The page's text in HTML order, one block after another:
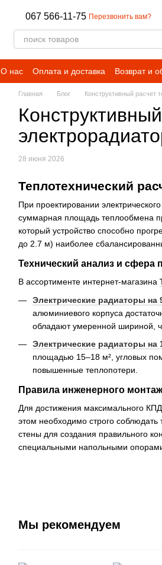
067 566-11-75 Перезвонить вам?
О нас Оплата и доставка Возврат и
Главная Блог Конструктивный расчет
28 июня 2026
Теплотехнический
При проектировании
суммарная площадь теплообмена
который устройство способно
до 2.7 м) наиболее
Технический анализ и
В ассортименте интернет-магазина
Электрические радиаторы на
алюминиевого корпуса
обладают умеренной шириной,
Электрические радиаторы на
площадью 15–18 м², угловых
повышенные теплопотери.
Правила инженерного
Для достижения максимального
этом необходимо строго соблюдать
стены для создания правильного
специальными напольными
Мы рекомендуем